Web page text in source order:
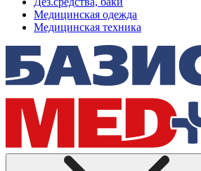
Медицинская одежда
Медицинская техника